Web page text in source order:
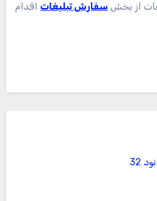
از بخش سفارش تبلیغات اقدام
32